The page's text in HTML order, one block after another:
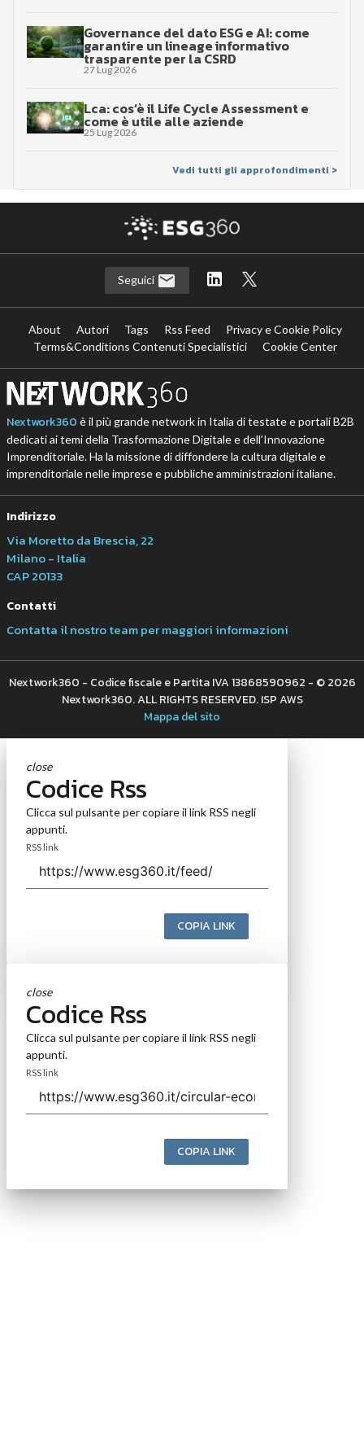
Governance del dato ESG e AI: come
garantire un lineage informativo
trasparente per la CSRD
27 Lug 2026
Lca: cos’è il Life Cycle Assessment e
come è utile alle aziende
25 Lug 2026
Vedi tutti gli approfondimenti >
Seguici
About Autori Tags Rss Feed
Privacy e Cookie Policy
Terms&Conditions Contenuti Specialistici
Cookie Center
Nextwork360 è il più grande network in Italia di testate e portali B2B
dedicati ai temi della Trasformazione Digitale e dell’Innovazione
Imprenditoriale. Ha la missione di diffondere la cultura digitale e
imprenditoriale nelle imprese e pubbliche amministrazioni italiane.
Indirizzo
Via Moretto da Brescia, 22
Milano - Italia
CAP 20133
Contatti
Contatta il nostro team per maggiori informazioni
Nextwork360 - Codice fiscale e Partita IVA 13868590962 - © 2026
Nextwork360. ALL RIGHTS RESERVED. ISP AWS
Mappa del sito
close
Codice Rss
Clicca sul pulsante per copiare il link RSS negli
appunti.
RSS link
COPIA LINK
close
Codice Rss
Clicca sul pulsante per copiare il link RSS negli
appunti.
RSS link
COPIA LINK